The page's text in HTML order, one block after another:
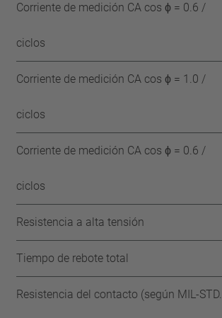
Corriente de medición CA cos ϕ = 0.6 /
ciclos
Corriente de medición CA cos ϕ = 1.0 /
ciclos
Corriente de medición CA cos ϕ = 0.6 /
ciclos
Resistencia a alta tensión
Tiempo de rebote total
Resistencia del contacto (según MIL-STD.